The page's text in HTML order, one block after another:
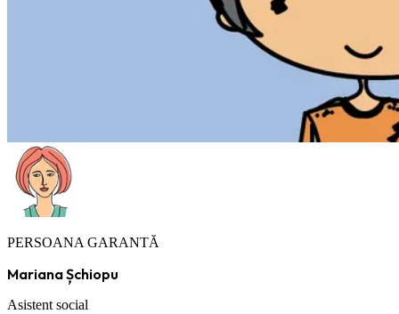
PERSOANA GARANTĂ
Mariana Șchiopu
Asistent social